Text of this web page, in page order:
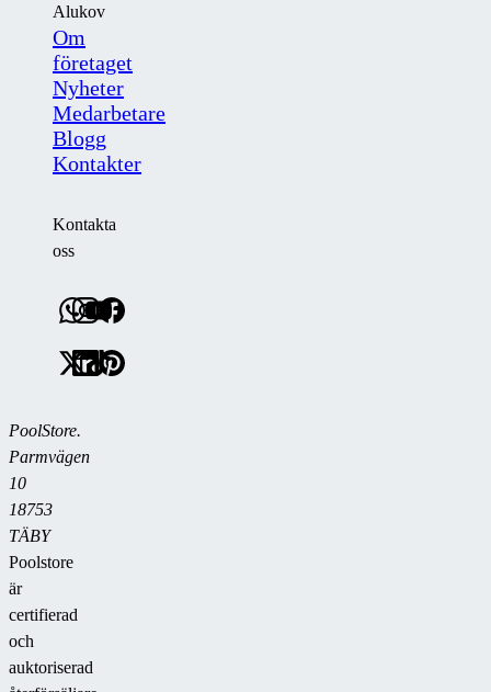
Alukov
Om
företaget
Nyheter
Medarbetare
Blogg
Kontakter
Kontakta
oss
PoolStore.
Parmvägen
10
18753
TÄBY
Poolstore
är
certifierad
och
auktoriserad